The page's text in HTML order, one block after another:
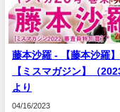
藤本沙羅 - 【藤本沙羅
【ミスマガジン】（
より
04/16/2023